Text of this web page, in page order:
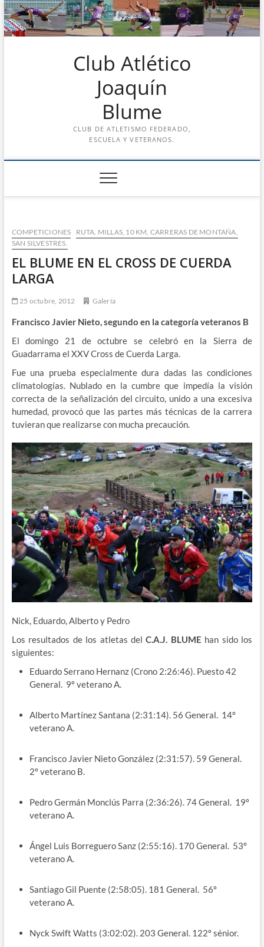
Saltar
al
contenido
Club Atlético
Joaquín
Blume
CLUB DE ATLETISMO FEDERADO,
ESCUELA Y VETERANOS.
COMPETICIONES
RUTA, MILLAS, 10 KM, CARRERAS DE MONTAÑA,
SAN SILVESTRES.
EL BLUME EN EL CROSS DE CUERDA
LARGA
25 octubre, 2012 Galería
Francisco Javier Nieto, segundo en la categoría veteranos B
El domingo 21 de octubre se celebró en la Sierra de
Guadarrama el XXV Cross de Cuerda Larga.
Fue una prueba especialmente dura dadas las condiciones
climatologías. Nublado en la cumbre que impedía la visión
correcta de la señalización del circuito, unido a una excesiva
humedad, provocó que las partes más técnicas de la carrera
tuvieran que realizarse con mucha precaución.
Nick, Eduardo, Alberto y Pedro
Los resultados de los atletas delC.A.J. BLUME han sido los
siguientes:
Eduardo Serrano Hernanz (Crono 2:26:46). Puesto 42
General. 9º veterano A.
Alberto Martínez Santana (2:31:14). 56 General. 14º
veterano A.
Francisco Javier Nieto González (2:31:57). 59 General.
2º veterano B.
Pedro Germán Monclús Parra (2:36:26). 74 General. 19º
veterano A.
Ángel Luis Borreguero Sanz (2:55:16). 170 General. 53º
veterano A.
Santiago Gil Puente (2:58:05). 181 General. 56º
veterano A.
Nyck Swift Watts (3:02:02). 203 General. 122º sénior.